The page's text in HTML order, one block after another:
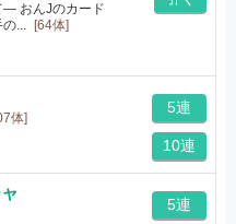
― おんJのカード
...
[64体]
体]
5連
10連
ャ
5連